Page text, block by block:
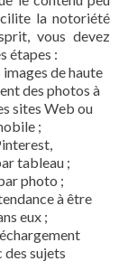
la notoriété
vous devez
étapes :
de haute
des photos à
sites Web ou
;
tableau ;
photo ;
à être
eux ;
des sujets